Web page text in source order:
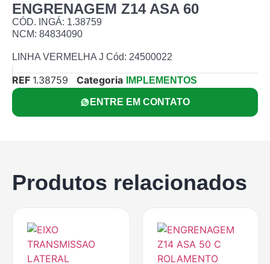
ENGRENAGEM Z14 ASA 60
CÓD. INGÁ: 1.38759
NCM: 84834090
LINHA VERMELHA J Cód: 24500022
REF 1.38759 Categoria IMPLEMENTOS
ENTRE EM CONTATO
Produtos relacionados